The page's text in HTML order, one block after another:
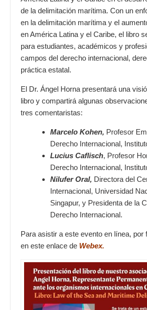
de la delimitación marítima. Con un
en la delimitación marítima y el
en América Latina y el Caribe, el libro
para estudiantes, académicos y
campos del derecho internacional,
práctica estatal.
El Dr. Ángel Horna presentará una
libro y compartirá algunas
tres comentaristas:
Marcelo Kohen, Profesor
Derecho Internacional,
Lucius Caflisch, Profesor
Derecho Internacional,
Nilufer Oral, Directora del
Internacional, Universidad
Singapur, y Presidenta de la
Derecho Internacional.
Para asistir a este evento en línea, por
en este enlace de Webex.